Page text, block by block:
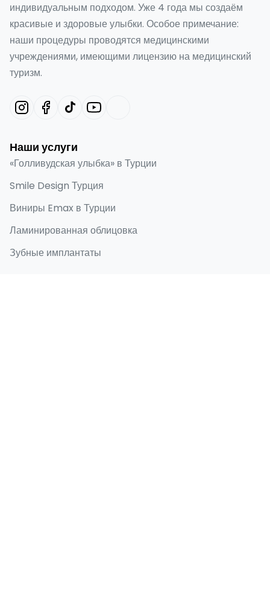
индивидуальным подходом. Уже 4 года мы создаём
красивые и здоровые улыбки. Особое примечание:
наши процедуры проводятся медицинскими
учреждениями, имеющими лицензию на медицинский
туризм.
Наши услуги
«Голливудская улыбка» в Турции
Smile Design Турция
Виниры Emax в Турции
Ламинированная облицовка
Зубные имплантаты